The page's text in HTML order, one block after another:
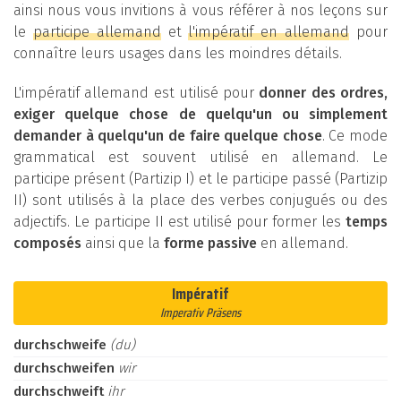
ainsi nous vous invitions à vous référer à nos leçons sur
le participe allemandetl'impératif en allemand pour
connaître leurs usages dans les moindres détails.
L'impératif allemand est utilisé pour donner des ordres,
exiger quelque chose de quelqu'un ou simplement
demander à quelqu'un de faire quelque chose. Ce mode
grammatical est souvent utilisé en allemand. Le
participe présent (Partizip I) et le participe passé (Partizip
II) sont utilisés à la place des verbes conjugués ou des
adjectifs. Le participe II est utilisé pour former les temps
composés ainsi que la forme passive en allemand.
Impératif
Imperativ Präsens
durchschweife (du)
durchschweifen wir
durchschweift ihr